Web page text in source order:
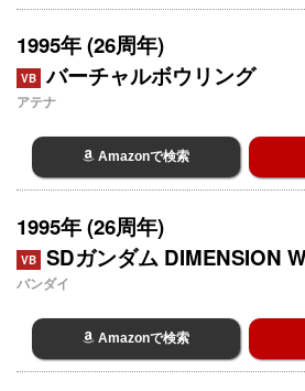
1995年 (26周年)
VB バーチャルボウリング
アテナ
Amazonで検索
1995年 (26周年)
VB SDガンダム DIMENSION
バンダイ
Amazonで検索